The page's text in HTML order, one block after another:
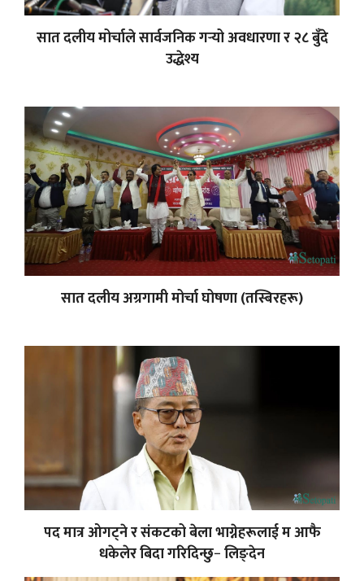
सात दलीय मोर्चाले सार्वजनिक गर्‍यो अवधारणा र २८ बुँदे
उद्धेश्य
सात दलीय अग्रगामी मोर्चा घोषणा (तस्बिरहरू)
पद मात्र ओगट्ने र संकटको बेला भाग्नेहरूलाई म आफै
धकेलेर बिदा गरिदिन्छु− लिङ्देन